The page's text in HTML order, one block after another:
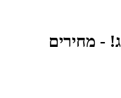
- מחירים